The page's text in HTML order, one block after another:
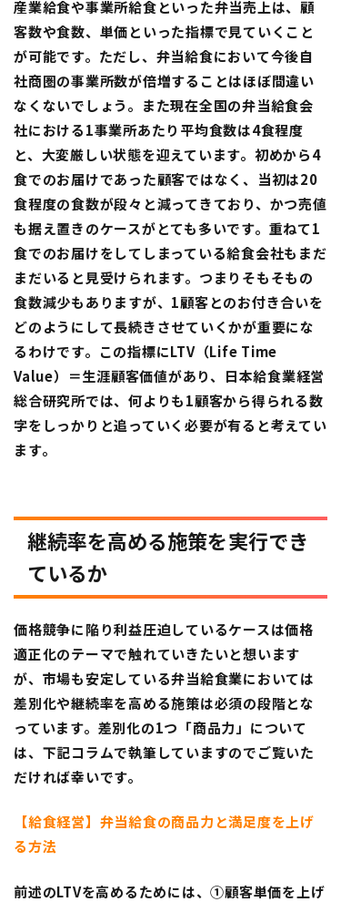
産業給食や事業所給食といった弁当売上は、顧
客数や食数、単価といった指標で見ていくこと
が可能です。ただし、弁当給食において今後自
社商圏の事業所数が倍増することはほぼ間違い
なくないでしょう。また現在全国の弁当給食会
社における1事業所あたり平均食数は4食程度
と、大変厳しい状態を迎えています。初めから4
食でのお届けであった顧客ではなく、当初は20
食程度の食数が段々と減ってきており、かつ売値
も据え置きのケースがとても多いです。重ねて1
食でのお届けをしてしまっている給食会社もまだ
まだいると見受けられます。つまりそもそもの
食数減少もありますが、1顧客とのお付き合いを
どのようにして長続きさせていくかが重要にな
るわけです。この指標にLTV（Life Time
Value）＝生涯顧客価値があり、日本給食業経営
総合研究所では、何よりも1顧客から得られる数
字をしっかりと追っていく必要が有ると考えてい
ます。
継続率を高める施策を実行でき
ているか
価格競争に陥り利益圧迫しているケースは価格
適正化のテーマで触れていきたいと想います
が、市場も安定している弁当給食業においては
差別化や継続率を高める施策は必須の段階とな
っています。差別化の1つ「商品力」について
は、下記コラムで執筆していますのでご覧いた
だければ幸いです。
【給食経営】弁当給食の商品力と満足度を上げ
る方法
前述のLTVを高めるためには、①顧客単価を上げ